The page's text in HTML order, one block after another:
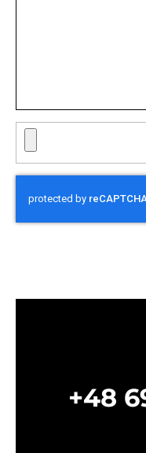
+48